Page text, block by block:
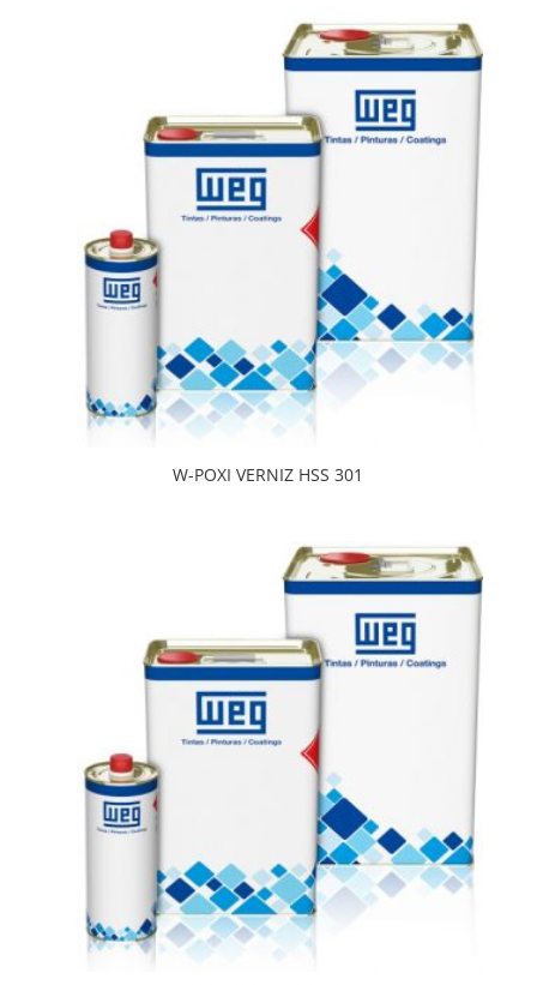
W-POXI VERNIZ HSS 301